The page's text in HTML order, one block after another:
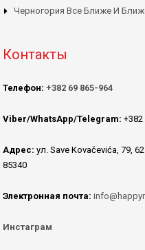
Черногория Все Ближе И
Контакты
Телефон: +382 69 865-964
Viber/WhatsApp/Telegram: +382
Адрес: ул. Save Kovačevića, 79,
85340
Электронная почта:
Инстаграм